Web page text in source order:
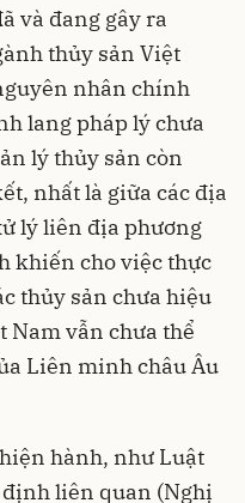
và đang gây ra
thủy sản Việt
nhân chính
lang pháp lý chưa
lý thủy sản còn
nhất là giữa các địa
lý liên địa phương
khiến cho việc thực
thủy sản chưa hiệu
Nam vẫn chưa thể
Liên minh châu Âu
hành, như Luật
liên quan (Nghị